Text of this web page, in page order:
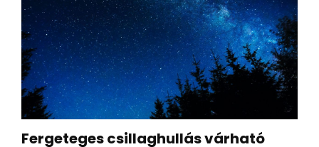
Fergeteges csillaghullás várható